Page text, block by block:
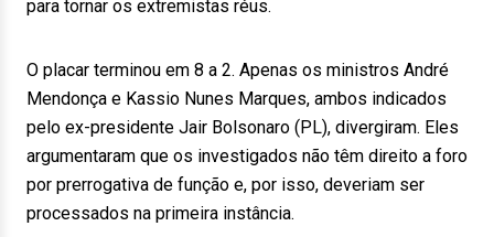
para tornar os extremistas réus.
O placar terminou em 8 a 2. Apenas os ministros André
Mendonça e Kassio Nunes Marques, ambos indicados
pelo ex-presidente Jair Bolsonaro (PL), divergiram. Eles
argumentaram que os investigados não têm direito a foro
por prerrogativa de função e, por isso, deveriam ser
processados na primeira instância.